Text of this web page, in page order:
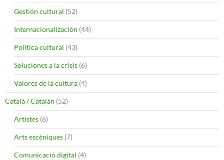
Gestión cultural (52)
Internacionalización (44)
Política cultural (43)
Soluciones a la crisis (6)
Valores de la cultura (4)
Català / Catalán (52)
Artistes (6)
Arts escèniques (7)
Comunicació digital (4)